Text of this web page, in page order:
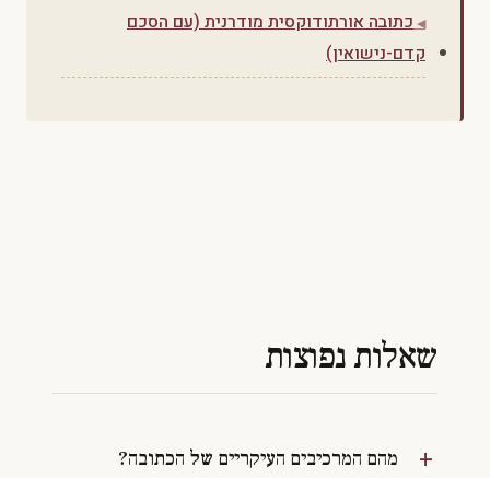
כתובה אורתודוקסית מודרנית (עם הסכם
קדם-נישואין)
שאלות נפוצות
מהם המרכיבים העיקריים של הכתובה?